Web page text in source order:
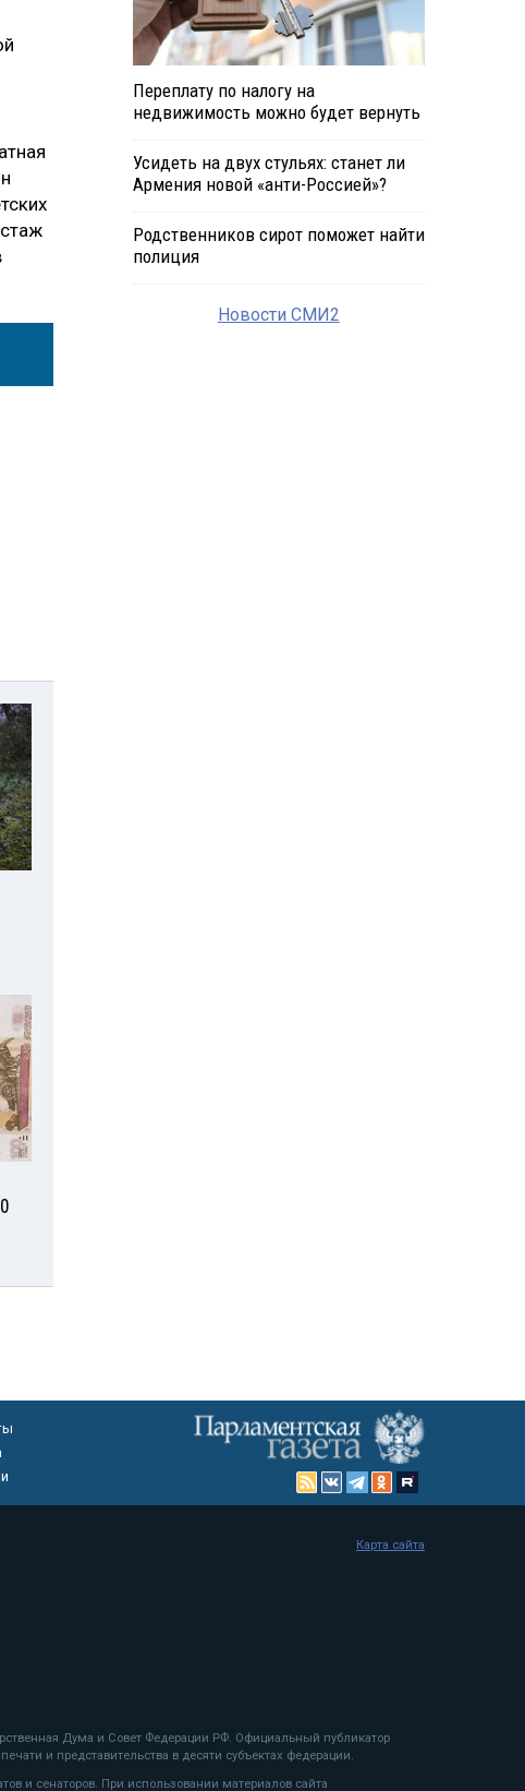
Переплату по налогу на
недвижимость можно будет вернуть
Усидеть на двух стульях: станет ли
Армения новой «анти-Россией»?
Родственников сирот поможет найти
полиция
Новости СМИ2
Дума и Совет Федерации РФ. Официальный публикатор
и представительства в десяти субъектах федерации.
и сенаторов. При использовании материалов сайта
Карта сайта